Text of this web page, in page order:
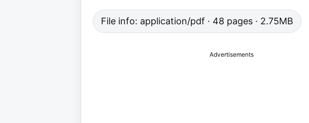
File info: application/pdf · 48 pages · 2.75MB
Advertisements